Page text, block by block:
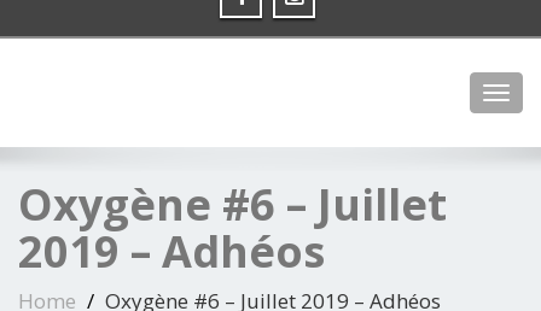
Oxygène #6 – Juillet
2019 – Adhéos
Home Oxygène #6 – Juillet 2019 – Adhéos